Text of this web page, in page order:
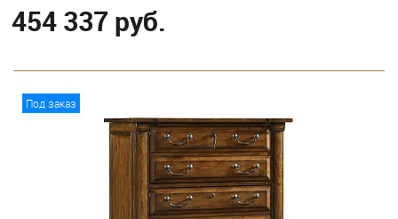
454 337 руб.
Под заказ